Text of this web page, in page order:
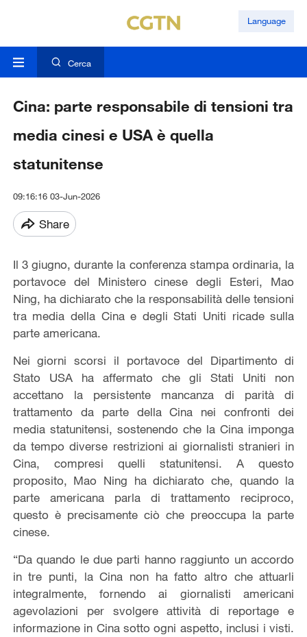
Language
Cerca
Cina: parte responsabile di tensioni tra
media cinesi e USA è quella
statunitense
09:16:16 03-Jun-2026
Share
Il 3 giugno, durante la conferenza stampa ordinaria, la
portavoce del Ministero cinese degli Esteri, Mao
Ning, ha dichiarato che la responsabilità delle tensioni
tra media della Cina e degli Stati Uniti ricade sulla
parte americana.
Nei giorni scorsi il portavoce del Dipartimento di
Stato USA ha affermato che gli Stati Uniti non
accettano la persistente mancanza di parità di
trattamento da parte della Cina nei confronti dei
media statunitensi, sostenendo che la Cina imponga
da tempo diverse restrizioni ai giornalisti stranieri in
Cina, compresi quelli statunitensi. A questo
proposito, Mao Ning ha dichiarato che, quando la
parte americana parla di trattamento reciproco,
questo è precisamente ciò che preoccupa la parte
cinese.
“Da quando le due parti hanno raggiunto un accordo
in tre punti, la Cina non ha fatto altro che attuarli
integralmente, fornendo ai giornalisti americani
agevolazioni per svolgere attività di reportage e
informazione in Cina sotto ogni aspetto, inclusi i visti.